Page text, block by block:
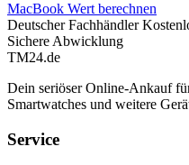
MacBook Wert berechnen
Deutscher Fachhändler
Sichere Abwicklung
TM24.de
Dein seriöser Online-Ankauf
Smartwatches und weitere
Service